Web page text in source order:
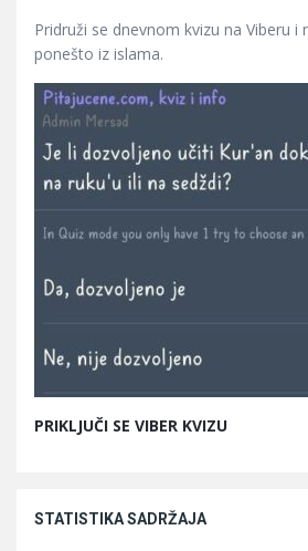
Pridruži se dnevnom kvizu na Viberu i
ponešto iz islama.
PRIKLJUČI SE VIBER KVIZU
STATISTIKA SADRŽAJA